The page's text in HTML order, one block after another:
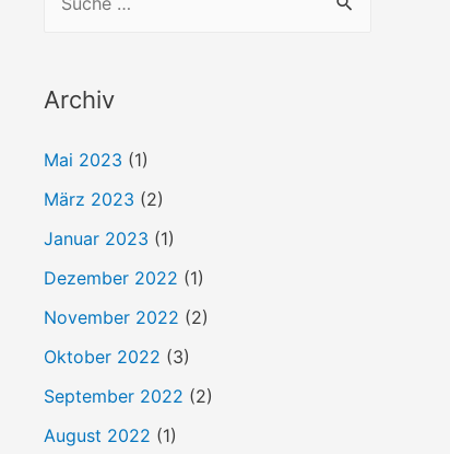
h
n
n
a
c
h
Archiv
Mai 2023 (1)
März 2023 (2)
Januar 2023 (1)
Dezember 2022 (1)
November 2022 (2)
Oktober 2022 (3)
September 2022 (2)
August 2022 (1)